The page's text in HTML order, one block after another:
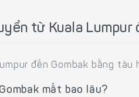
từ Kuala Lumpur
đến Gombak bằng tàu
mất bao lâu?